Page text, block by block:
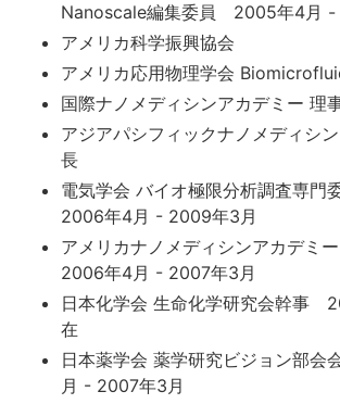
Nanoscale編集委員 2005年4月 -
アメリカ科学振興協会
アメリカ応用物理学会
国際ナノメディシンアカデミー 理
アジアパシフィックナノメディシ
長
電気学会 バイオ極限分析調査専門
2006年4月 - 2009年3月
アメリカナノメディシンアカデミ
2006年4月 - 2007年3月
日本化学会 生命化学研究会幹事
在
日本薬学会 薬学研究ビジョン部
月 - 2007年3月